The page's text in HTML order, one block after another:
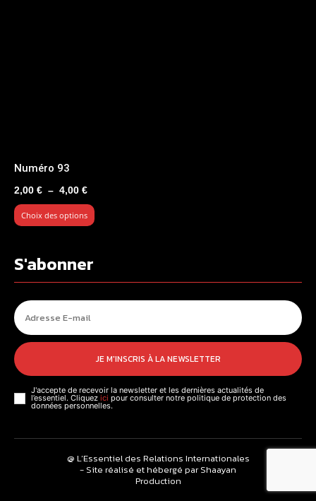
Numéro 93
2,00 € – 4,00 €Plage
de
prix :
4,00 €
Choix des options
S'abonner
JE M'INSCRIS À LA NEWSLETTER
J'accepte de recevoir la newsletter et les dernières actualités de
l’essentiel. Cliquez ici pour consulter notre politique de protection des
données personnelles.
@ L’Essentiel des Relations Internationales
- Site réalisé et hébergé par Shaayan
Production